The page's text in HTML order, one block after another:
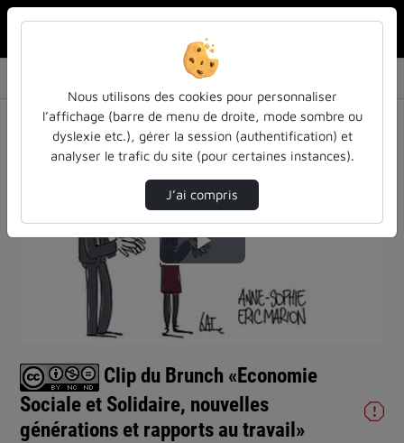
Le BRUNCH - Le goût de partager ses idées
Clip Du Brunch «Economie Sociale Et Solidair…
Le BRUNCH - Le goût de partager ses idées
Lire
la
Clip du Brunch «Economie
Sociale et Solidaire, nouvelles
générations et rapports au travail»
Nous utilisons des cookies pour personnaliser
l’affichage (barre de menu de droite, mode sombre ou
dyslexie etc.), gérer la session (authentification) et
analyser le trafic du site (pour certaines instances).
J’ai compris